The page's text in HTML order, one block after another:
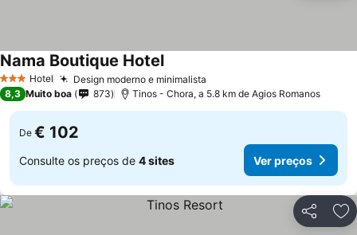
3 EstrelasHotel Design moderno e minimalista
Nama Boutique Hotel
8,3 Muito boa 873 Tinos - Chora, a 5.8 km de Agios Romanos
De € 102
Consulte os preços de 4 sites Ver preços
Partilhar